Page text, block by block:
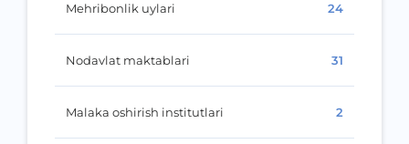
Mehribonlik uylari 24
Nodavlat maktablari 31
Malaka oshirish institutlari 2